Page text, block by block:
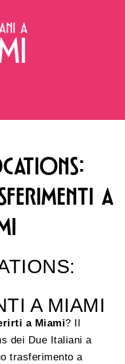
A
A MIAMI
a Miami? Il
dei Due Italiani a
trasferimento a